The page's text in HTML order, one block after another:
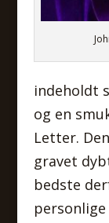
indeholdt
og en
Letter.
gravet
bedste